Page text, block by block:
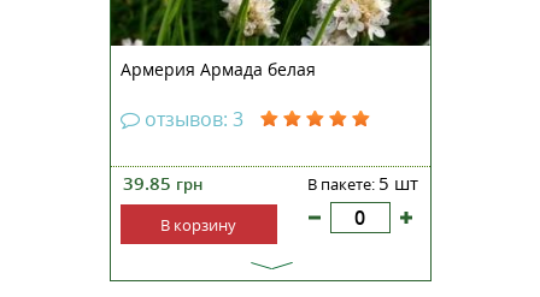
Армерия Армада белая
отзывов: 3
39.85 грн В пакете: 5 шт
В корзину